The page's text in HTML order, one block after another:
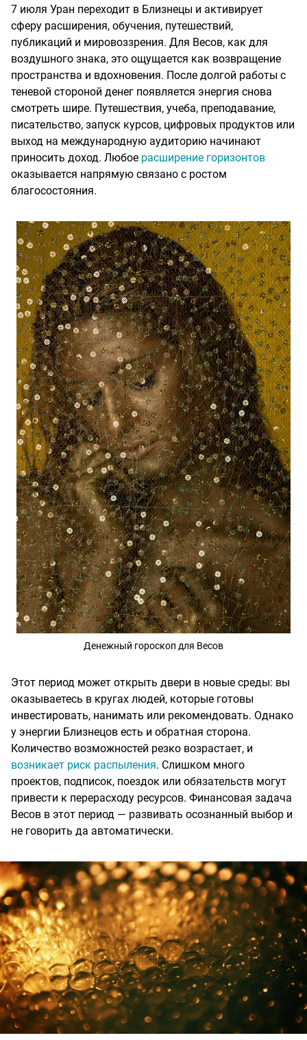
7 июля Уран переходит в Близнецы и активирует
сферу расширения, обучения, путешествий,
публикаций и мировоззрения. Для Весов, как для
воздушного знака, это ощущается как возвращение
пространства и вдохновения. После долгой работы с
теневой стороной денег появляется энергия снова
смотреть шире. Путешествия, учеба, преподавание,
писательство, запуск курсов, цифровых продуктов или
выход на международную аудиторию начинают
приносить доход. Любое расширение горизонтов
оказывается напрямую связано с ростом
благосостояния.
Денежный гороскоп для Весов
Этот период может открыть двери в новые среды: вы
оказываетесь в кругах людей, которые готовы
инвестировать, нанимать или рекомендовать. Однако
у энергии Близнецов есть и обратная сторона.
Количество возможностей резко возрастает, и
возникает риск распыления. Слишком много
проектов, подписок, поездок или обязательств могут
привести к перерасходу ресурсов. Финансовая задача
Весов в этот период — развивать осознанный выбор и
не говорить да автоматически.